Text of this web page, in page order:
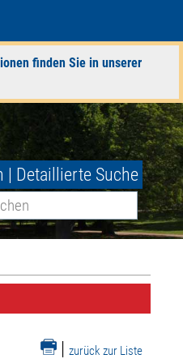
finden Sie in unserer
| Detaillierte Suche
| zurück zur Liste